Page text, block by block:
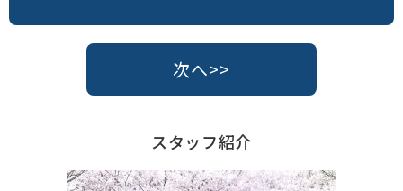
次へ>>
スタッフ紹介